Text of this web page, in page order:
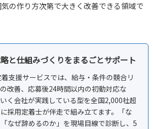
の作り方次第で大きく改善できる領域で
と仕組みづくりをまるごとサポート
支援サービスでは、給与・条件の競合リ
改善、応募後24時間以内の初動対応な
く会社が実践している型を全国2,000社超
採用定着士が伴走で組み立てます。「な
なぜ辞めるのか」を現場目線で診断し、5